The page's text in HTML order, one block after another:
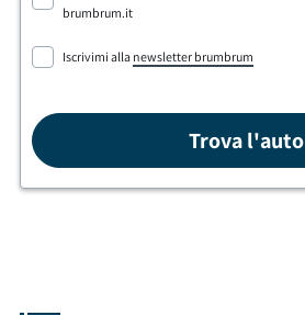
brumbrum.it
Iscrivimi alla newsletter brumbrum
Trova l'auto